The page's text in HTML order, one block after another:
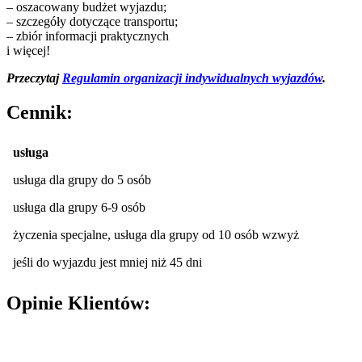
– oszacowany budżet wyjazdu;
– szczegóły dotyczące transportu;
– zbiór informacji praktycznych
i więcej!
Przeczytaj Regulamin organizacji indywidualnych wyjazdów.
Cennik:
usługa
usługa dla grupy do 5 osób
usługa dla grupy 6-9 osób
życzenia specjalne, usługa dla grupy od 10 osób wzwyż
jeśli do wyjazdu jest mniej niż 45 dni
Opinie Klientów: